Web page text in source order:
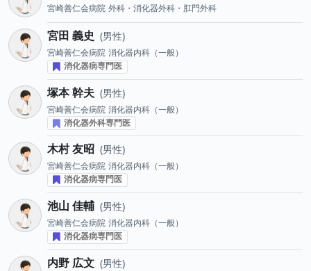
宮崎善仁会病院 外科・消化器外科・肛門外科
宮田 義史 男性
宮崎善仁会病院 消化器内科（一般）
消化器病専門医
塚本 幹夫 男性
宮崎善仁会病院 消化器内科（一般）
消化器外科専門医
木村 友昭 男性
宮崎善仁会病院 消化器内科（一般）
消化器病専門医
池山 佳輔 男性
宮崎善仁会病院 消化器内科（一般）
消化器病専門医
内野 広文 男性